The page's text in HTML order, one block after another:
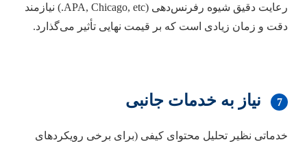
رعایت دقیق شیوه رفرنس‌دهی (APA, Chicago, etc.) نیازمند
دقت و زمان زیادی است که بر قیمت نهایی تأثیر می‌گذارد.
7 نیاز به خدمات جانبی
خدماتی نظیر تحلیل محتوای کیفی (برای برخی رویکردهای